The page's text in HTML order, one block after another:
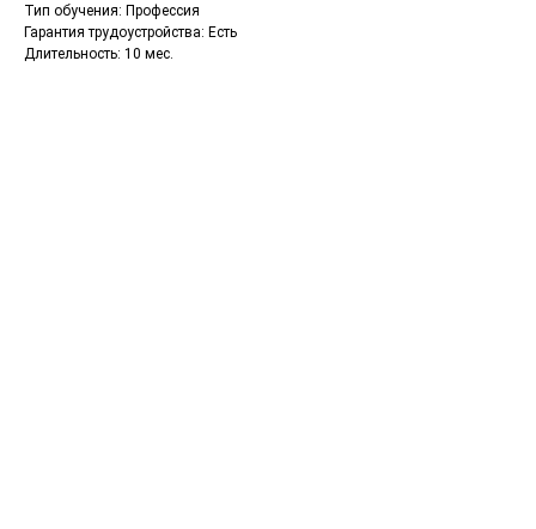
Тип обучения: Профессия
Гарантия трудоустройства: Есть
Длительность: 10 мес.